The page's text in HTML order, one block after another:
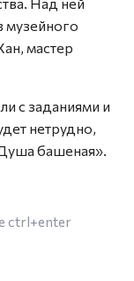
музейного
мастер
с заданиями и
нетрудно,
башеная».
ctrl+enter